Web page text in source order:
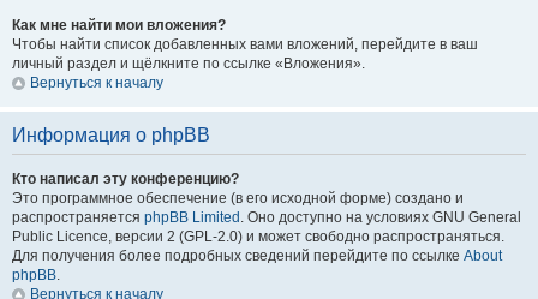
Как мне найти мои вложения?
Чтобы найти список добавленных вами вложений, перейдите в ваш
личный раздел и щёлкните по ссылке «Вложения».
Вернуться к началу
Информация о phpBB
Кто написал эту конференцию?
Это программное обеспечение (в его исходной форме) создано и
распространяется phpBB Limited . Оно доступно на условиях GNU General
Public Licence, версии 2 (GPL-2.0) и может свободно распространяться.
Для получения более подробных сведений перейдите по ссылке About
phpBB.
Вернуться к началу